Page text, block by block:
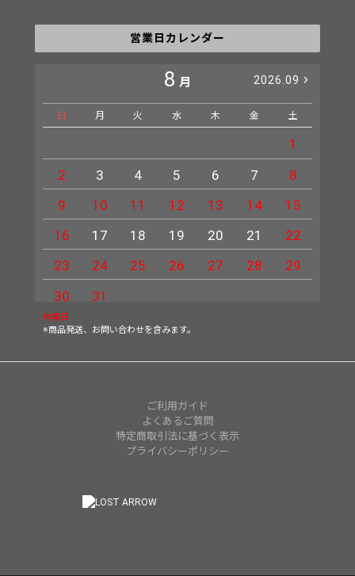
営業日カレンダー
8 月 2026.09
日 月 火 水 木 金 土
1
2
3 4 5 6 7
8
9
10 11 12 13 14
15
16
17 18 19 20 21
22
23
24 25 26 27 28
29
30
31
休業日
※商品発送、お問い合わせを含みます。
ご利用ガイド
よくあるご質問
特定商取引法に基づく表示
プライバシーポリシー